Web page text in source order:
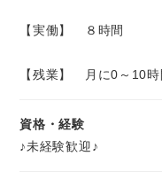
【実働】 ８時間
【残業】 月に0～10時
資格・経験
♪未経験歓迎♪